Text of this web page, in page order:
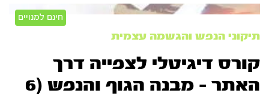
חינם למנויים
תיקוני הנפש והגשמה עצמית
קורס דיגיטלי לצפייה דרך
האתר – מבנה הגוף והנפש (6